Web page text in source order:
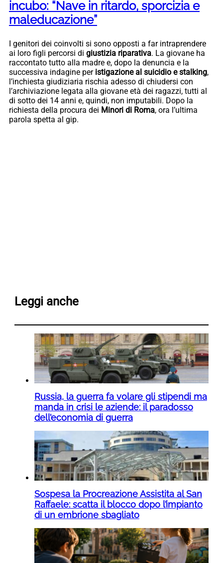
incubo: “Nave in ritardo, sporcizia e
maleducazione”
I genitori dei coinvolti si sono opposti a far intraprendere
ai loro figli percorsi di giustizia riparativa. La giovane ha
raccontato tutto alla madre e, dopo la denuncia e la
successiva indagine per istigazione al suicidio e stalking,
l’inchiesta giudiziaria rischia adesso di chiudersi con
l’archiviazione legata alla giovane età dei ragazzi, tutti al
di sotto dei 14 anni e, quindi, non imputabili. Dopo la
richiesta della procura dei Minori di Roma, ora l’ultima
parola spetta al gip.
Leggi anche
Russia, la guerra fa volare gli stipendi ma
manda in crisi le aziende: il paradosso
dell’economia di guerra
Sospesa la Procreazione Assistita al San
Raffaele: scatta il blocco dopo l’impianto
di un embrione sbagliato